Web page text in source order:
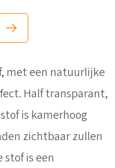
met een natuurlijke
Half transparant,
is kamerhoog
zichtbaar zullen
stof is een